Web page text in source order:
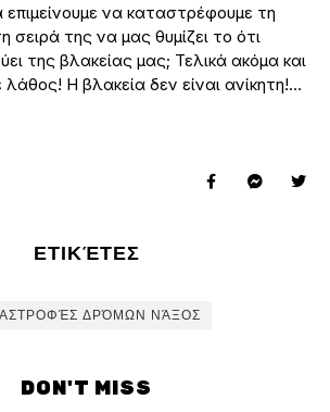
να καταστρέφουμε τη
σειρά της να μας θυμίζει το ότι
της βλακείας μας; Τελικά ακόμα και
λάθος! Η βλακεία δεν είναι ανίκητη!…
ΕΤΙΚΈΤΕΣ
ΔΡΌΜΩΝ ΝΆΞΟΣ
DON'T MISS